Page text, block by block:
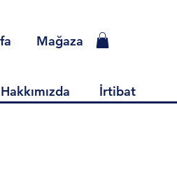
Mağaza
Hakkımızda İrtibat